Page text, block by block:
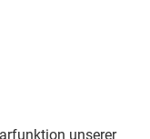
unserer